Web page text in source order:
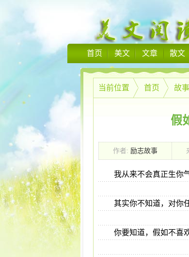
首页 美文 文章 散文
当前位置 首页 故事
假
作者: 励志故事
我从来不会真正生你
其实你不知道，对你
你要知道，假如不喜